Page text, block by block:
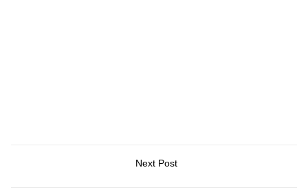
Next Post